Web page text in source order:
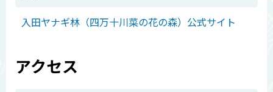
入田ヤナギ林（四万十川菜の花の森）公式サイト
アクセス